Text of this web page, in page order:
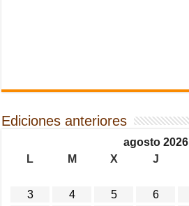
Ediciones anteriores
agosto 2026
L
M X J
3
4 5 6